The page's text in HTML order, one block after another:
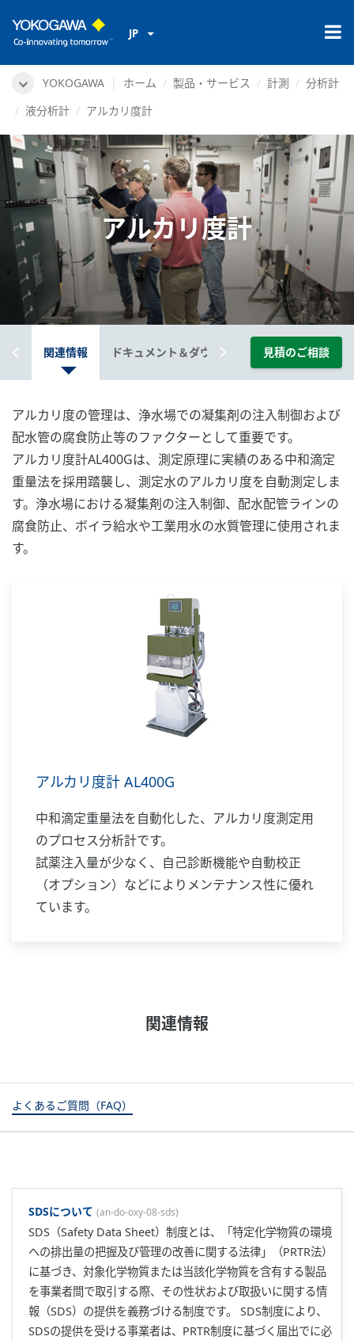
JP
YOKOGAWA ホーム 製品・サービス 計測
分析計
液分析計
アルカリ度計
アルカリ度計
要 関連情報 ドキュメント＆ダウンロード 見積のご相談
アルカリ度の管理は、浄水場での凝集剤の注入制御および
配水管の腐食防止等のファクターとして重要です。
アルカリ度計AL400Gは、測定原理に実績のある中和滴定
重量法を採用踏襲し、測定水のアルカリ度を自動測定しま
す。浄水場における凝集剤の注入制御、配水配管ラインの
腐食防止、ボイラ給水や工業用水の水質管理に使用されま
す。
アルカリ度計 AL400G
中和滴定重量法を自動化した、アルカリ度測定用
のプロセス分析計です。
試薬注入量が少なく、自己診断機能や自動校正
（オプション）などによりメンテナンス性に優れ
ています。
関連情報
よくあるご質問（FAQ）
SDSについて (an-do-oxy-08-sds)
SDS（Safety Data Sheet）制度とは、「特定化学物質の環境
への排出量の把握及び管理の改善に関する法律」（PRTR法）
に基づき、対象化学物質または当該化学物質を含有する製品
を事業者間で取引する際、その性状および取扱いに関する情
報（SDS）の提供を義務づける制度です。 SDS制度により、
SDSの提供を受ける事業者は、PRTR制度に基づく届出でに必